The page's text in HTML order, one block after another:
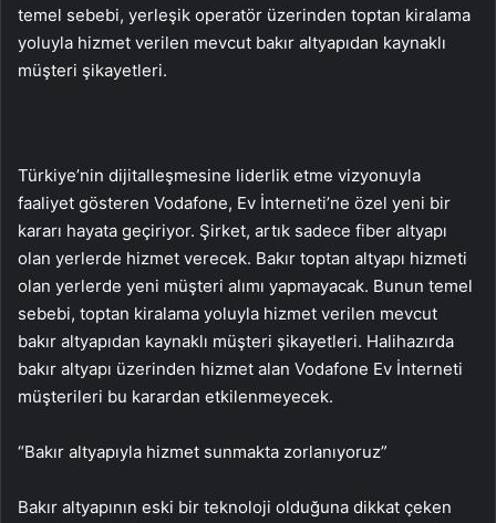
temel sebebi, yerleşik operatör üzerinden toptan kiralama
yoluyla hizmet verilen mevcut bakır altyapıdan kaynaklı
müşteri şikayetleri.
Türkiye’nin dijitalleşmesine liderlik etme vizyonuyla
faaliyet gösteren Vodafone, Ev İnterneti’ne özel yeni bir
kararı hayata geçiriyor. Şirket, artık sadece fiber altyapı
olan yerlerde hizmet verecek. Bakır toptan altyapı hizmeti
olan yerlerde yeni müşteri alımı yapmayacak. Bunun temel
sebebi, toptan kiralama yoluyla hizmet verilen mevcut
bakır altyapıdan kaynaklı müşteri şikayetleri. Halihazırda
bakır altyapı üzerinden hizmet alan Vodafone Ev İnterneti
müşterileri bu karardan etkilenmeyecek.
“Bakır altyapıyla hizmet sunmakta zorlanıyoruz”
Bakır altyapının eski bir teknoloji olduğuna dikkat çeken